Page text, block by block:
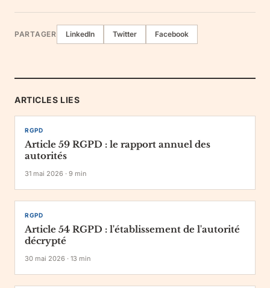
PARTAGER LinkedIn Twitter Facebook
ARTICLES LIES
RGPD
Article 59 RGPD : le rapport annuel des
autorités
31 mai 2026 · 9 min
RGPD
Article 54 RGPD : l'établissement de l'autorité
décrypté
30 mai 2026 · 13 min